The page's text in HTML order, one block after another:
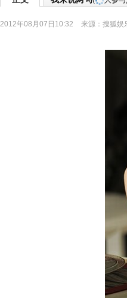
2012年08月07日10:32 来源： 搜狐娱